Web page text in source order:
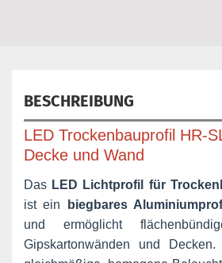
BESCHREIBUNG
LED Trockenbauprofil HR-
Decke und Wand
Das LED Lichtprofil für
ist ein
biegbares
und ermöglicht
Gipskartonwänden und